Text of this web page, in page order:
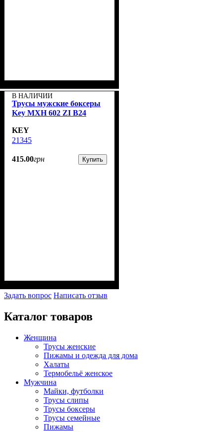
В НАЛИЧИИ
Трусы мужские боксеры
Key MXH 602 ZI B24
KEY
21345
415.00грн Купить
Задать вопрос Написать отзыв
Каталог товаров
Женщина
Трусы женские
Пижамы и одежда для дома
Халаты
Термобельё женское
Мужчина
Майки, футболки
Трусы слипы
Трусы боксеры
Трусы семейные
Пижамы